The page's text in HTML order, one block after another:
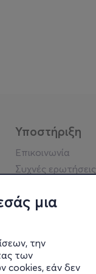
μια
την
των
cookies, εάν δεν
Υποστήριξη
Επικοινωνία
Συχνές ερωτήσεις
Υπηρεσίες
Σύνδεση reseller